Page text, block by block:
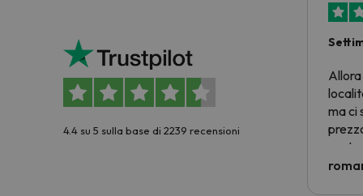
4.4 su 5 sulla base di 2239 recensioni
Allora
ma ci